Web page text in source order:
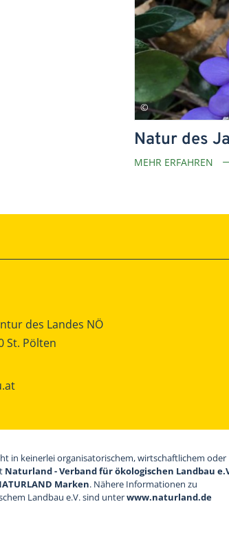
Natur des
MEHR ERFAHREN
des Landes NÖ
St. Pölten
in keinerlei organisatorischem, wirtschaftlichem oder
Naturland - Verband für ökologischen Landbau
Marken. Nähere Informationen zu
Landbau e.V. sind unterwww.naturland.de